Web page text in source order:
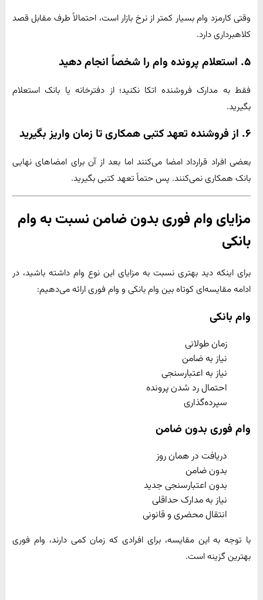
وقتی کارمزد وام بسیار کمتر از نرخ بازار است، احتمالاً طرف مقابل قصد
کلاهبرداری دارد.
۵. استعلام پرونده وام را شخصاً انجام دهید
فقط به مدارک فروشنده اتکا نکنید؛ از دفترخانه یا بانک استعلام
بگیرید.
۶. از فروشنده تعهد کتبی همکاری تا زمان واریز بگیرید
بعضی افراد قرارداد امضا می‌کنند اما بعد از آن برای امضاهای نهایی
بانک همکاری نمی‌کنند. پس حتماً تعهد کتبی بگیرید.
مزایای وام فوری بدون ضامن نسبت به وام
بانکی
برای اینکه دید بهتری نسبت به مزایای این نوع وام داشته باشید، در
ادامه مقایسه‌ای کوتاه بین وام بانکی و وام فوری ارائه می‌دهیم:
وام بانکی
زمان طولانی
نیاز به ضامن
نیاز به اعتبارسنجی
احتمال رد شدن پرونده
سپرده‌گذاری
وام فوری بدون ضامن
دریافت در همان روز
بدون ضامن
بدون اعتبارسنجی جدید
نیاز به مدارک حداقلی
انتقال محضری و قانونی
با توجه به این مقایسه، برای افرادی که زمان کمی دارند، وام فوری
بهترین گزینه است.